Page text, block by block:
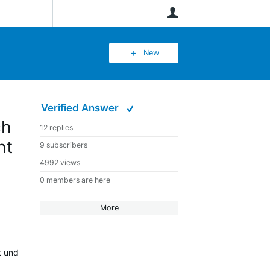
New
Verified Answer
12 replies
9 subscribers
4992 views
0 members are here
More
und